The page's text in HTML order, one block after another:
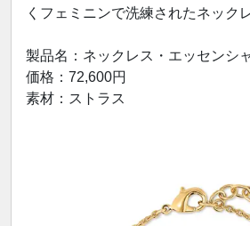
くフェミニンで洗練されたネック
製品名：ネックレス・エッセンシ
価格：72,600円
素材：ストラス